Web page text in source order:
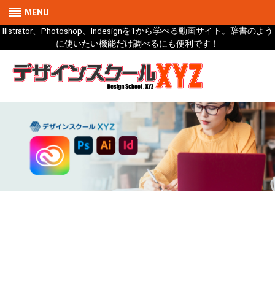
MENU
Illstrator、Photoshop、Indesignを1から学べる動画サイト。辞書のよう
に使いたい機能だけ調べるにも便利です！